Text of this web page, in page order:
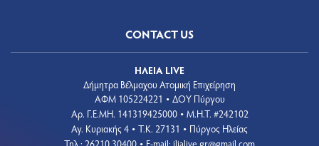
CONTACT US
ΗΛΕΙΑ LIVE
Δήμητρα Βέλμαχου Ατομική Επιχείρηση
ΑΦΜ 105224221 • ΔΟΥ Πύργου
Aρ. Γ.Ε.ΜΗ. 141319425000 • Μ.Η.Τ. #242102
Αγ. Κυριακής 4 • Τ.Κ. 27131 • Πύργος Ηλείας
Τηλ.: 26210 30400
E-mail: ilialive.gr@gmail.com